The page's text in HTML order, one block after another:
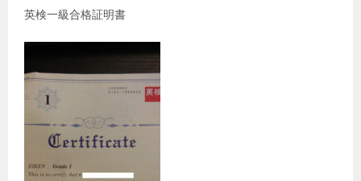
英検一級合格証明書